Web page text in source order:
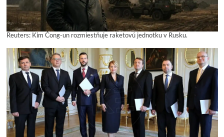
Reuters: Kim Čong-un rozmiestňuje raketovú jednotku v Rusku.